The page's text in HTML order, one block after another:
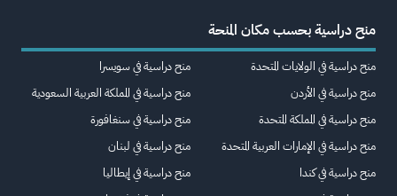
منح دراسية بحسب مكان المنحة
منح دراسية في الولايات المتحدة
منح دراسية في الأردن
منح دراسية في المملكة المتحدة
منح دراسية في الإمارات العربية المتحدة
منح دراسية في كندا
منح دراسية في سويسرا
منح دراسية في المملكة العربية السعودية
منح دراسية في سنغافورة
منح دراسية في لبنان
منح دراسية في إيطاليا